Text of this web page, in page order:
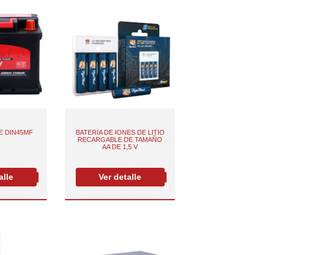
DIN45MF
BATERÍA DE IONES DE LITIO
RECARGABLE DE TAMAÑO
AA DE 1,5 V
Ver detalle